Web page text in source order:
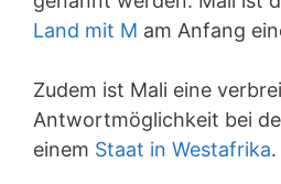
Land mit M am Anfang
Zudem ist Mali eine
Antwortmöglichkeit bei
einem Staat in Westafrika.